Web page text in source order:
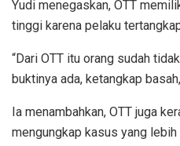
Yudi menegaskan, OTT
tinggi karena pelaku
“Dari OTT itu orang sudah
buktinya ada, ketangkap
Ia menambahkan, OTT juga
mengungkap kasus yang lebih